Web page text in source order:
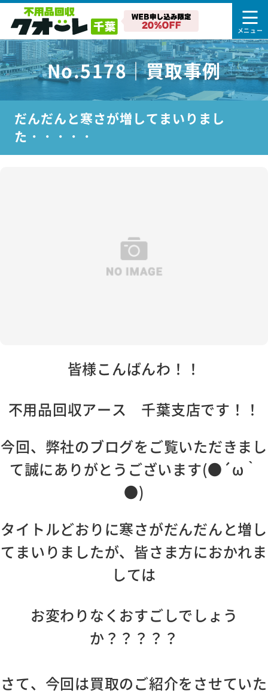
No.5178｜買取事例
だんだんと寒さが増してまいりまし
た・・・・・
皆様こんばんわ！！
不用品回収アース 千葉支店です！！
今回、弊社のブログをご覧いただきまし
て誠にありがとうございます(●´ω｀
●)
タイトルどおりに寒さがだんだんと増し
てまいりましたが、皆さま方におかれま
しては
お変わりなくおすごしでしょう
か？？？？？
さて、今回は買取のご紹介をさせていた